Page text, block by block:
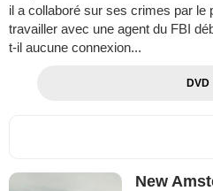
il a collaboré sur ses crimes par le
travailler avec une agent du FBI
t-il aucune connexion...
DVD
New